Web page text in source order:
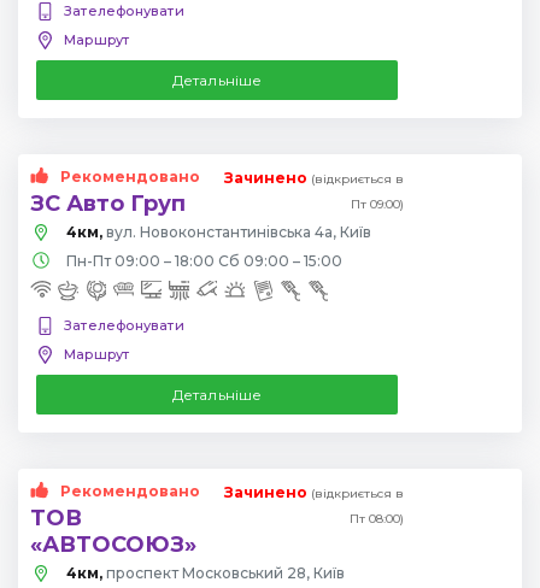
Зателефонувати
Маршрут
Детальніше
Рекомендовано
ЗС Авто Груп
Зачинено (відкриється в
Пт 09:00)
4км, вул. Новоконстантинівська 4а, Київ
Пн-Пт 09:00 – 18:00 Сб 09:00 – 15:00
Зателефонувати
Маршрут
Детальніше
Рекомендовано
ТОВ
«АВТОСОЮЗ»
Зачинено (відкриється в
Пт 08:00)
4км, проспект Московський 28, Київ